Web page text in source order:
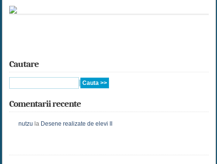
Cautare
Comentarii recente
nutzu la Desene realizate de elevi II